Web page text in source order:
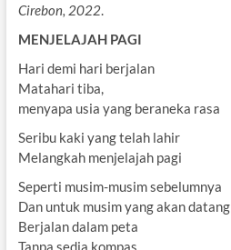
Cirebon, 2022.
MENJELAJAH PAGI
Hari demi hari berjalan
Matahari tiba,
menyapa usia yang beraneka rasa
Seribu kaki yang telah lahir
Melangkah menjelajah pagi
Seperti musim-musim sebelumnya
Dan untuk musim yang akan datang
Berjalan dalam peta
Tanpa sedia kompas